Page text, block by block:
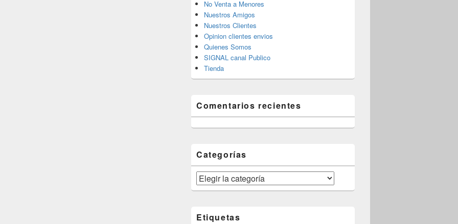
No Venta a Menores
Nuestros Amigos
Nuestros Clientes
Opinion clientes envios
Quienes Somos
SIGNAL canal Publico
Tienda
Comentarios recientes
Categorías
Categorías
Etiquetas